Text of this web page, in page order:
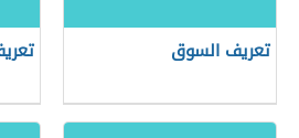
تعريف السوق